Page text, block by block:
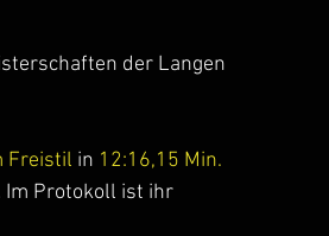
der Langen
Freistil in 12:16,15 Min.
Im Protokoll ist ihr